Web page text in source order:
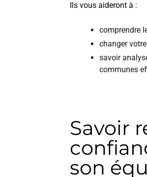
Ils vous aideront à :
comprendre
changer
savoir
communes
Savoir
son